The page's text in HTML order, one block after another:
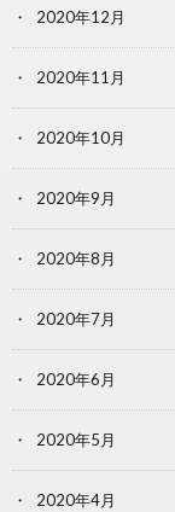
2020年12月
2020年11月
2020年10月
2020年9月
2020年8月
2020年7月
2020年6月
2020年5月
2020年4月